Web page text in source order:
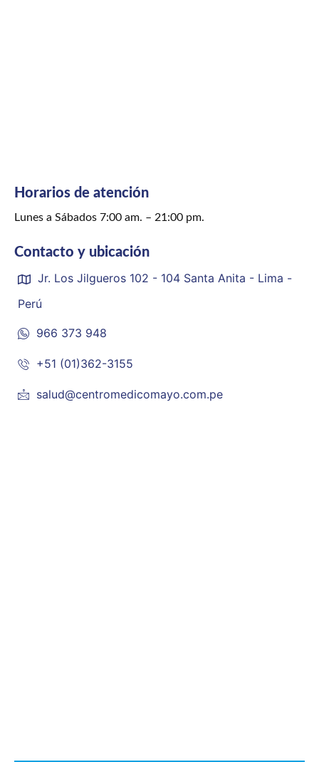
Horarios de atención
Lunes a Sábados 7:00 am. – 21:00 pm.
Contacto y ubicación
Jr. Los Jilgueros 102 - 104 Santa Anita - Lima -
Perú
966 373 948
+51 (01)362-3155
salud@centromedicomayo.com.pe